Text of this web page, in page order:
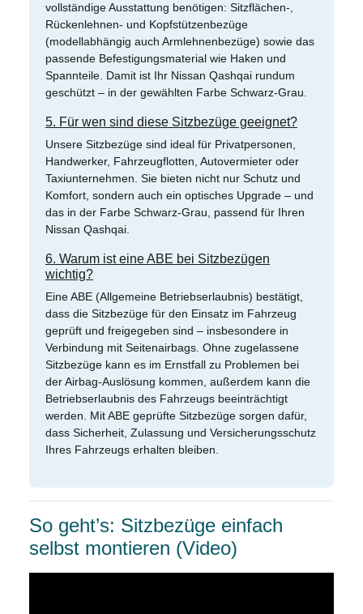
vollständige Ausstattung benötigen: Sitzflächen-,
Rückenlehnen- und Kopfstützenbezüge
(modellabhängig auch Armlehnenbezüge) sowie das
passende Befestigungsmaterial wie Haken und
Spannteile. Damit ist Ihr Nissan Qashqai rundum
geschützt – in der gewählten Farbe Schwarz-Grau.
5. Für wen sind diese Sitzbezüge geeignet?
Unsere Sitzbezüge sind ideal für Privatpersonen,
Handwerker, Fahrzeugflotten, Autovermieter oder
Taxiunternehmen. Sie bieten nicht nur Schutz und
Komfort, sondern auch ein optisches Upgrade – und
das in der Farbe Schwarz-Grau, passend für Ihren
Nissan Qashqai.
6. Warum ist eine ABE bei Sitzbezügen
wichtig?
Eine ABE (Allgemeine Betriebserlaubnis) bestätigt,
dass die Sitzbezüge für den Einsatz im Fahrzeug
geprüft und freigegeben sind – insbesondere in
Verbindung mit Seitenairbags. Ohne zugelassene
Sitzbezüge kann es im Ernstfall zu Problemen bei
der Airbag-Auslösung kommen, außerdem kann die
Betriebserlaubnis des Fahrzeugs beeinträchtigt
werden. Mit ABE geprüfte Sitzbezüge sorgen dafür,
dass Sicherheit, Zulassung und Versicherungsschutz
Ihres Fahrzeugs erhalten bleiben.
So geht’s: Sitzbezüge einfach
selbst montieren (Video)